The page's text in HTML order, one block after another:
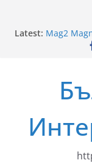
Latest: Mag2
здравето
Ново